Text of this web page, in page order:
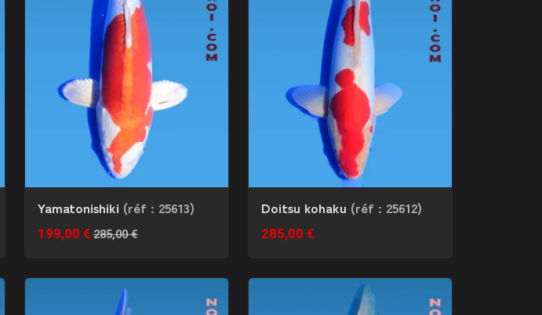
Yamatonishiki (réf : 25613)
199,00 € 285,00 €
Doitsu kohaku (réf : 25612)
285,00 €